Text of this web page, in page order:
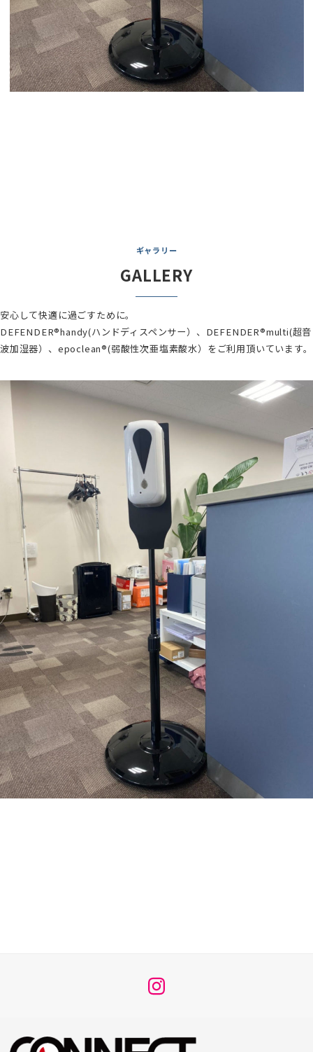
ギャラリー
GALLERY
安心して快適に過ごすために。
DEFENDER®handy(ハンドディスペンサー）、DEFENDER®multi(超音
波加湿器）、epoclean®(弱酸性次亜塩素酸水）をご利用頂いています。
メ
ー